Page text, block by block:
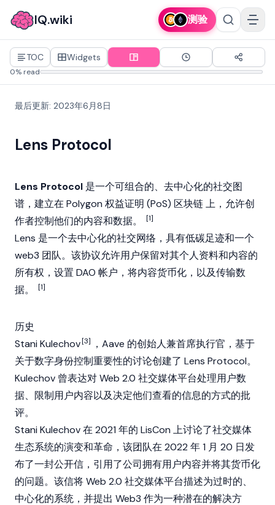
IQ.wiki 测验
TOC Widgets
0% read
最后更新: 2023年6月8日
Lens Protocol
Lens Protocol 是一个可组合的、去中心化的社交图
谱，建立在 Polygon 权益证明 (PoS) 区块链上，允许创
作者控制他们的内容和数据。
[1]
Lens 是一个去中心化的社交网络，具有低碳足迹和一个
web3 团队。该协议允许用户保留对其个人资料和内容的
所有权，设置 DAO 帐户，将内容货币化，以及传输数
据。
[1]
历史
Stani Kulechov[3] ， Aave 的创始人兼首席执行官，基于
关于数字身份控制重要性的讨论创建了 Lens Protocol。
Kulechov 曾表达对 Web 2.0 社交媒体平台处理用户数
据、限制用户内容以及决定他们查看的信息的方式的批
评。
Stani Kulechov在 2021 年的 LisCon 上讨论了社交媒体
生态系统的演变和革命，该团队在 2022 年 1 月 20 日发
布了一封公开信，引用了公司拥有用户内容并将其货币化
的问题。该信将 Web 2.0 社交媒体平台描述为过时的、
中心化的系统，并提出 Web3 作为一种潜在的解决方